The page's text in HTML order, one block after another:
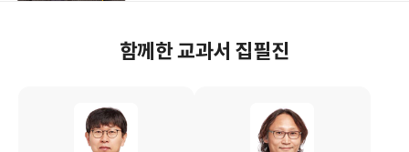
함께한 교과서 집필진